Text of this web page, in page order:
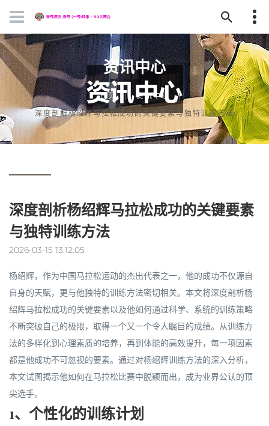
资讯中心
首页
资讯中心
深度剖析杨绍辉马拉松成功的关键要素与独特训练方法
深度剖析杨绍辉马拉松成功的关键要素
与独特训练方法
2026-03-15 13:12:05
杨绍辉，作为中国马拉松运动的杰出代表之一，他的成功不仅源自
自身的天赋，更与他独特的训练方法密切相关。本文将深度剖析杨
绍辉马拉松成功的关键要素以及他如何通过科学、系统的训练策略
不断突破自己的极限，取得一个又一个令人瞩目的成绩。从训练方
法的多样化到心理素质的培养，再到体能的高效提升，每一项因素
都是他成功不可忽视的要素。通过对杨绍辉训练方法的深入分析，
本文试图揭示他如何在马拉松比赛中脱颖而出，成为业界公认的顶
尖选手。
1、个性化的训练计划